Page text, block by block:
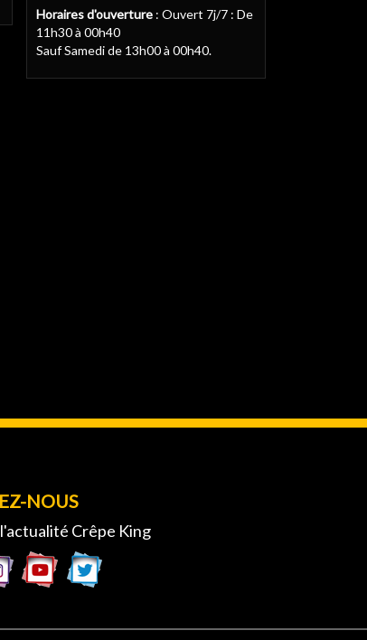
Horaires d'ouverture : Ouvert 7j/7 : De
11h30 à 00h40
Sauf Samedi de 13h00 à 00h40.
NOUS
Crêpe King